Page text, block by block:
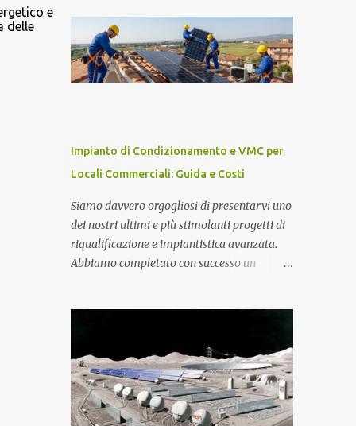
e
delle
sono protoni e neutroni nel nucleo atomico...
fondamentali per garantire l'efficienza e
l'ottimizzazione dell'intero sistema è il
toroide o meter . Questo componente, spesso
sottovalutato, gioca un ruolo cruciale nella
migliorare le prestazioni complessive
dell'impianto. In questo articolo,
esploreremo nel dettaglio l'importanza del
toroide negli impianti fotovoltaici con
accumulo di energia, come funziona, e
perché è essenziale per ottimizzare il
rendimento energetico. Approfondiremo
dell'intero sistema. Cos'è un Toroide o Meter
dispositivo el...
Impianto di Condizionamento e VMC per
Locali Commerciali: Guida e Costi
Siamo davvero orgogliosi di presentarvi uno
dei nostri ultimi e più stimolanti progetti di
riqualificazione e impiantistica avanzata.
Abbiamo completato con successo un
e servizi igienici dedicati, progettato per
accogliere fino a 200 persone in totale
sicurezza e comfort. Impianto Fotovoltaico
da 36 kWp Grid-Connected Per completare